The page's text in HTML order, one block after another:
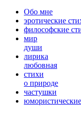
Обо мне
эротические
философские
мир
души
лирика
любовная
cтихи
о природе
частушки